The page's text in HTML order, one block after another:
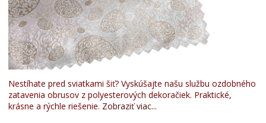
Nestíhate pred sviatkami šiť? Vyskúšajte našu službu ozdobného
zatavenia obrusov z polyesterových dekoračiek. Praktické,
krásne a rýchle riešenie. Zobraziť viac...